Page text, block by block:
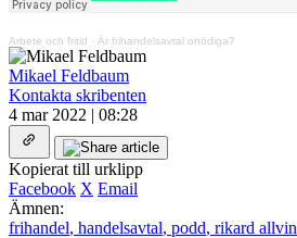
Arbete och fritid · Är frihandelsavtal onödiga?
Mikael Feldbaum
Kontakta skribenten
4 mar 2022 | 08:28
Kopierat till urklipp
Facebook X Email
Ämnen:
frihandel, handelsavtal, podd, rikard allvin